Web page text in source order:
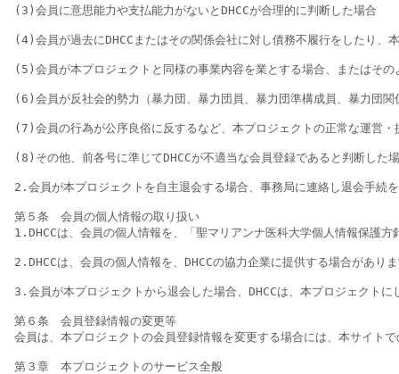
(3)会員に意思能力や支払能力がないとDHCCが合理的に判断した場合
(4)会員が過去にDHCCまたはその関係会社に対し債務不履行をしたり、
(5)会員が本プロジェクトと同様の事業内容を業とする場合、またはそ
(6)会員が反社会的勢力（暴力団、暴力団員、暴力団準構成員、暴力団
(7)会員の行為が公序良俗に反するなど、本プロジェクトの正常な運営・
(8)その他、前各号に準じてDHCCが不適当な会員登録であると判断した
2.会員が本プロジェクトを自主退会する場合、事務局に連絡し退会手続
第５条　会員の個人情報の取り扱い
1.DHCCは、会員の個人情報を、「聖マリアンナ医科大学個人情
2.DHCCは、会員の個人情報を、DHCCの協力企業に提供する場合があ
3.会員が本プロジェクトから退会した場合、DHCCは、本プロジェクト
第６条　会員登録情報の変更等
会員は、本プロジェクトの会員登録情報を変更する場合には、本サイト
第３章　本プロジェクトのサービス全般